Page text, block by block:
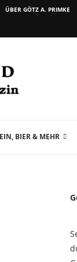
ÜBER GÖTZ A. PRIMKE
BIER & MEHR